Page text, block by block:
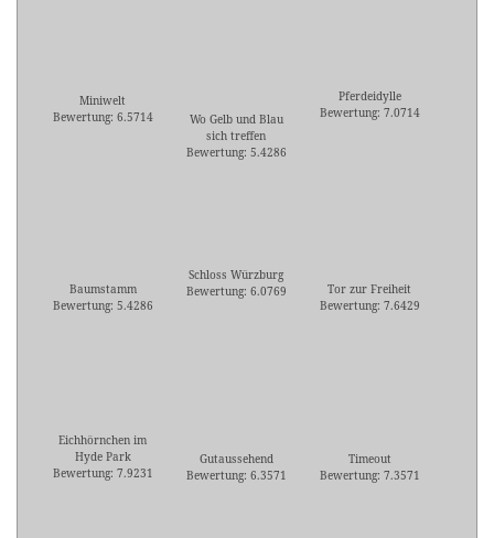
Miniwelt
Bewertung: 6.5714
Wo Gelb und Blau
sich treffen
Bewertung: 5.4286
Pferdeidylle
Bewertung: 7.0714
Baumstamm
Bewertung: 5.4286
Schloss Würzburg
Bewertung: 6.0769
Tor zur Freiheit
Bewertung: 7.6429
Eichhörnchen im
Hyde Park
Bewertung: 7.9231
Gutaussehend
Bewertung: 6.3571
Timeout
Bewertung: 7.3571